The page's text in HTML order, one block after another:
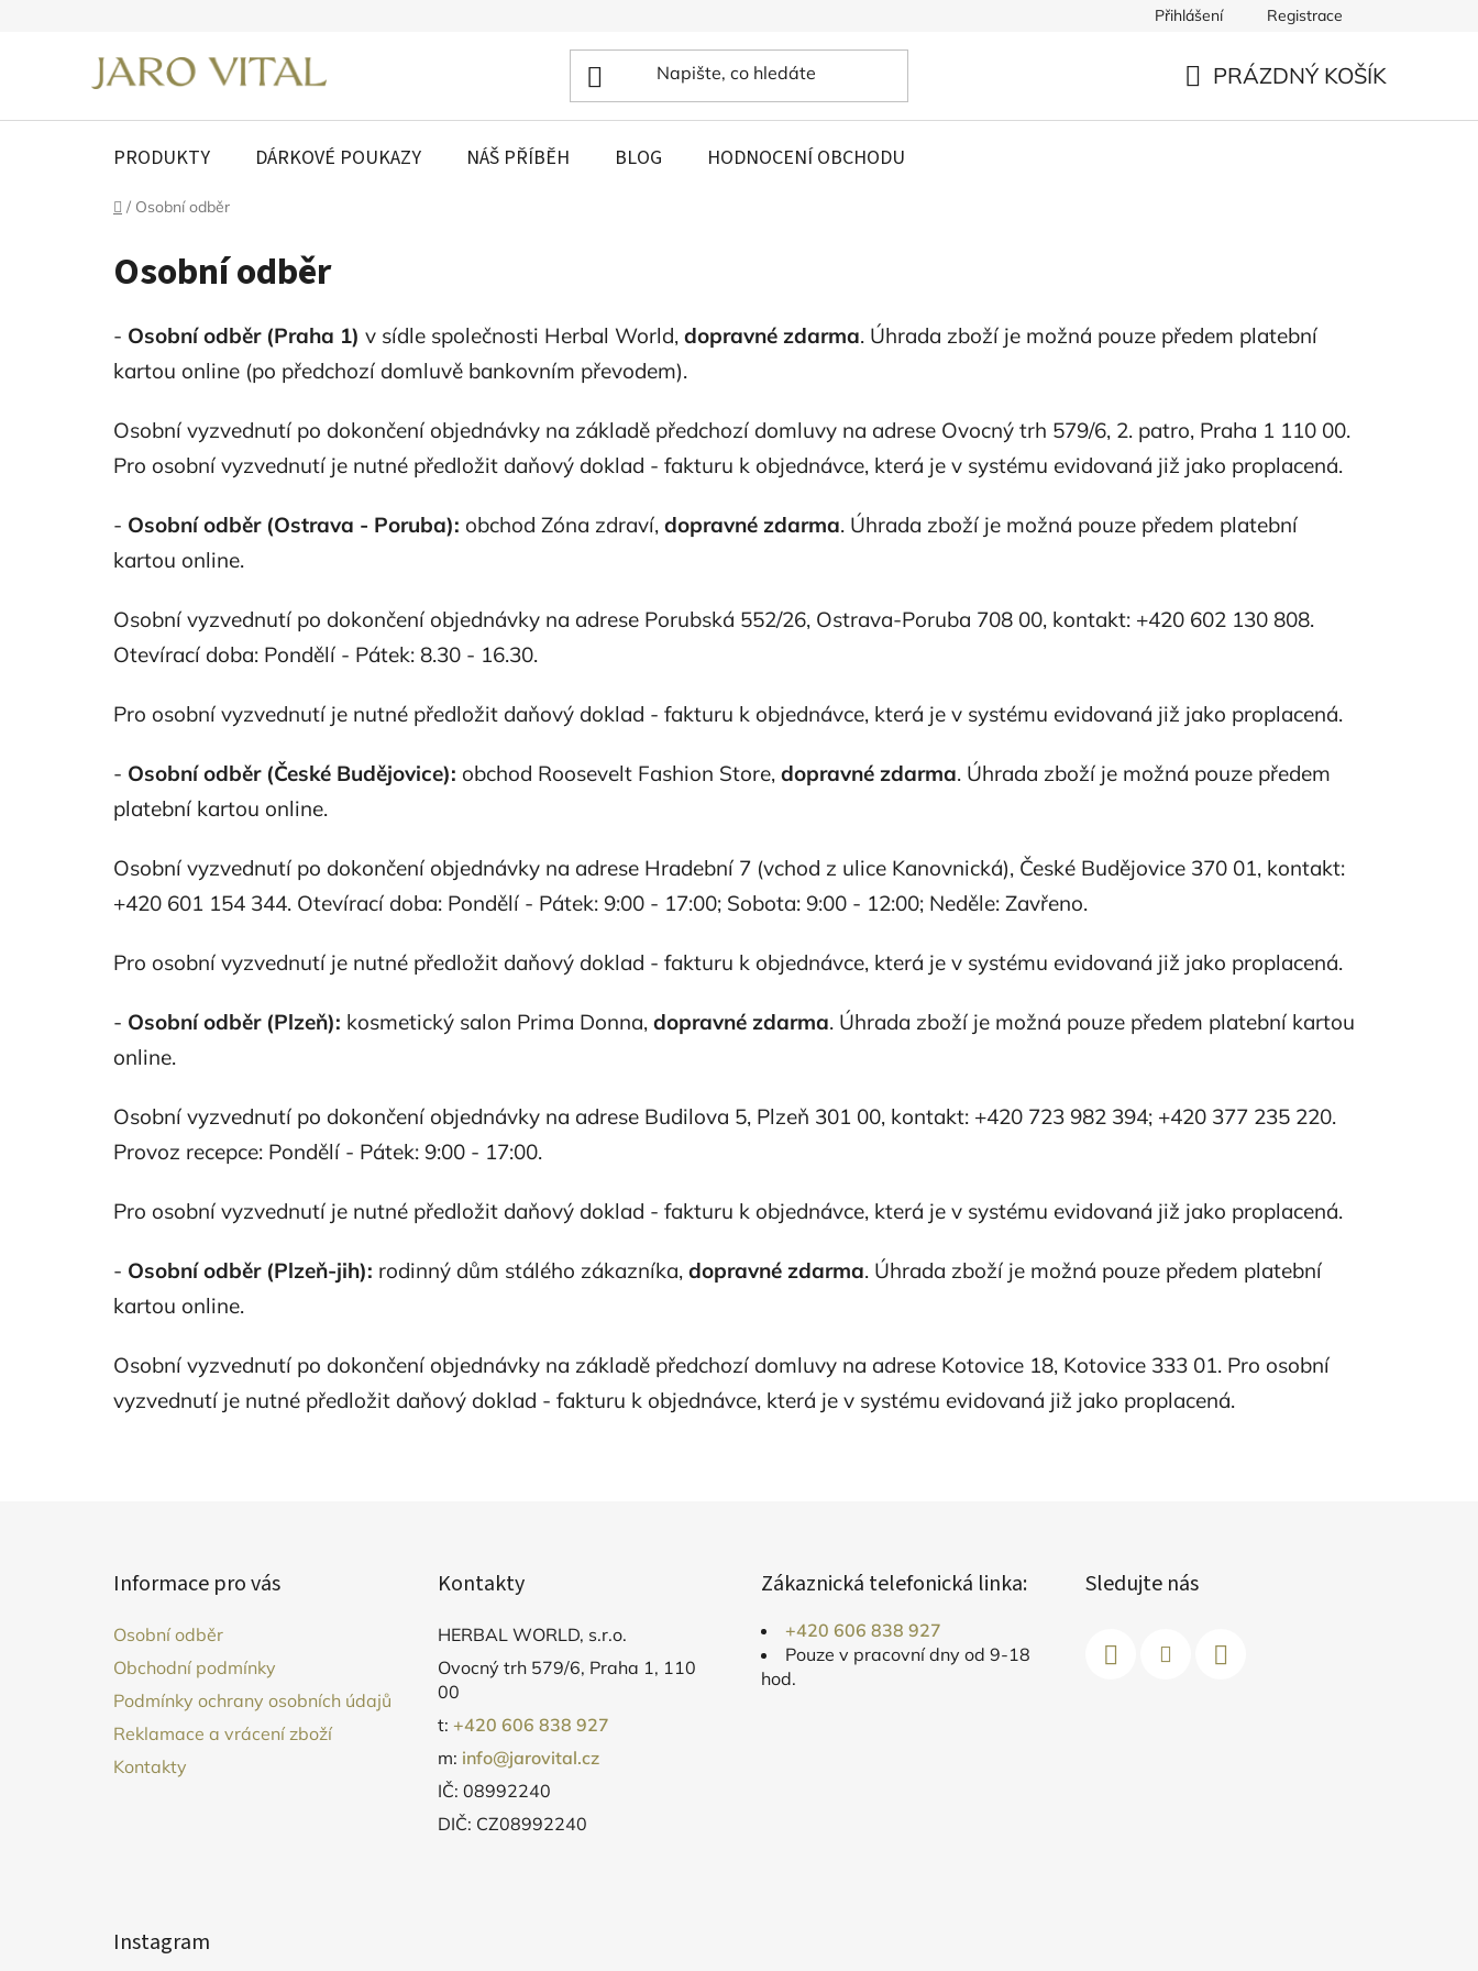
Přihlášení Registrace
PRÁZDNÝ KOŠÍK
PRODUKTY DÁRKOVÉ POUKAZY NÁŠ PŘÍBĚH BLOG HODNOCENÍ OBCHODU
Domů
/ Osobní odběr
Osobní odběr
- Osobní odběr (Praha 1) v sídle společnosti Herbal World, dopravné zdarma. Úhrada zboží je možná pouze předem platební
kartou online (po předchozí domluvě bankovním převodem).
Osobní vyzvednutí po dokončení objednávky na základě předchozí domluvy na adrese Ovocný trh 579/6, 2. patro, Praha 1 110 00.
Pro osobní vyzvednutí je nutné předložit daňový doklad - fakturu k objednávce, která je v systému evidovaná již jako proplacená.
- Osobní odběr (Ostrava - Poruba): obchod Zóna zdraví, dopravné zdarma. Úhrada zboží je možná pouze předem platební
kartou online.
Osobní vyzvednutí po dokončení objednávky na adrese Porubská 552/26, Ostrava-Poruba 708 00, kontakt: +420 602 130 808.
Otevírací doba: Pondělí - Pátek: 8.30 - 16.30.
Pro osobní vyzvednutí je nutné předložit daňový doklad - fakturu k objednávce, která je v systému evidovaná již jako proplacená.
- Osobní odběr (České Budějovice): obchod Roosevelt Fashion Store, dopravné zdarma. Úhrada zboží je možná pouze předem
platební kartou online.
Osobní vyzvednutí po dokončení objednávky na adrese Hradební 7 (vchod z ulice Kanovnická), České Budějovice 370 01, kontakt:
+420 601 154 344. Otevírací doba: Pondělí - Pátek: 9:00 - 17:00; Sobota: 9:00 - 12:00; Neděle: Zavřeno.
Pro osobní vyzvednutí je nutné předložit daňový doklad - fakturu k objednávce, která je v systému evidovaná již jako proplacená.
- Osobní odběr (Plzeň): kosmetický salon Prima Donna, dopravné zdarma. Úhrada zboží je možná pouze předem platební kartou
online.
Osobní vyzvednutí po dokončení objednávky na adrese Budilova 5, Plzeň 301 00, kontakt: +420 723 982 394; +420 377 235 220.
Provoz recepce: Pondělí - Pátek: 9:00 - 17:00.
Pro osobní vyzvednutí je nutné předložit daňový doklad - fakturu k objednávce, která je v systému evidovaná již jako proplacená.
- Osobní odběr (Plzeň-jih): rodinný dům stálého zákazníka, dopravné zdarma. Úhrada zboží je možná pouze předem platební
kartou online.
Osobní vyzvednutí po dokončení objednávky na základě předchozí domluvy na adrese Kotovice 18, Kotovice 333 01. Pro osobní
vyzvednutí je nutné předložit daňový doklad - fakturu k objednávce, která je v systému evidovaná již jako proplacená.
Informace pro vás
Osobní odběr
Obchodní podmínky
Podmínky ochrany osobních údajů
Reklamace a vrácení zboží
Kontakty
Kontakty
HERBAL WORLD, s.r.o.
Ovocný trh 579/6, Praha 1, 110
00
t: +420 606 838 927
m: info@jarovital.cz
IČ: 08992240
DIČ: CZ08992240
Zákaznická telefonická linka:
+420 606 838 927
Pouze v pracovní dny od 9-18
hod.
Sledujte nás
Instagram